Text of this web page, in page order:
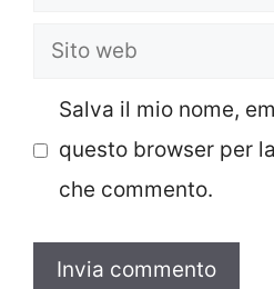
Sito
Salva il mio nome,
questo browser per
che commento.